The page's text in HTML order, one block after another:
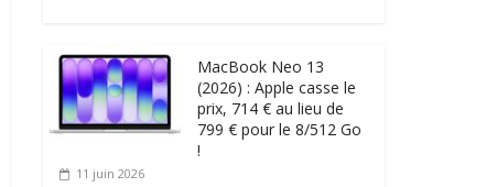
MacBook Neo 13
(2026) : Apple casse le
prix, 714 € au lieu de
799 € pour le 8/512 Go
!
11 juin 2026